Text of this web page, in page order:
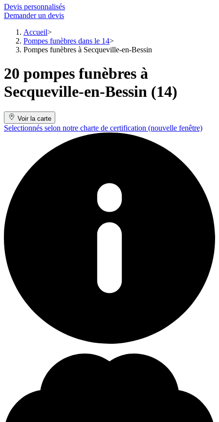
Devis personnalisés
Demander un devis
Accueil
Pompes funèbres dans le 14
Pompes funèbres à Secqueville-en-Bessin
20 pompes funèbres à
Secqueville-en-Bessin (14)
Voir la carte
Selectionnés selon notre charte de certification (nouvelle fenêtre)